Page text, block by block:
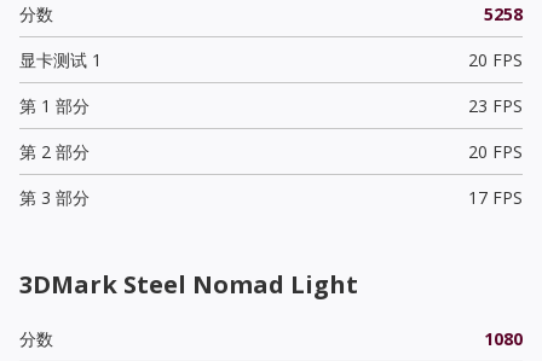
分数
5258
显卡测试 1
20 FPS
第 1 部分
23 FPS
第 2 部分
20 FPS
第 3 部分
17 FPS
3DMark Steel Nomad Light
分数
1080